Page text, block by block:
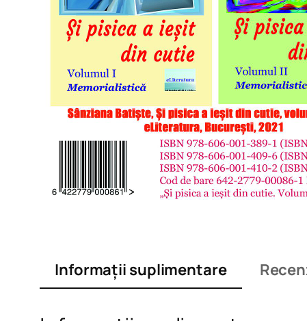
Informații suplimentare